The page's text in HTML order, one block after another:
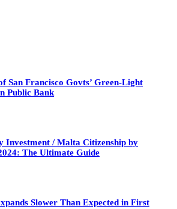
San Francisco Govts’ Green-Light
Public Bank
Investment / Malta Citizenship by
The Ultimate Guide
Slower Than Expected in First